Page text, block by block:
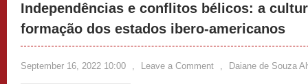
Independências e conflitos bélicos: a
formação dos estados ibero-americanos
September 16, 2022 10:00 , Leave a Comment , Daiane de Souza